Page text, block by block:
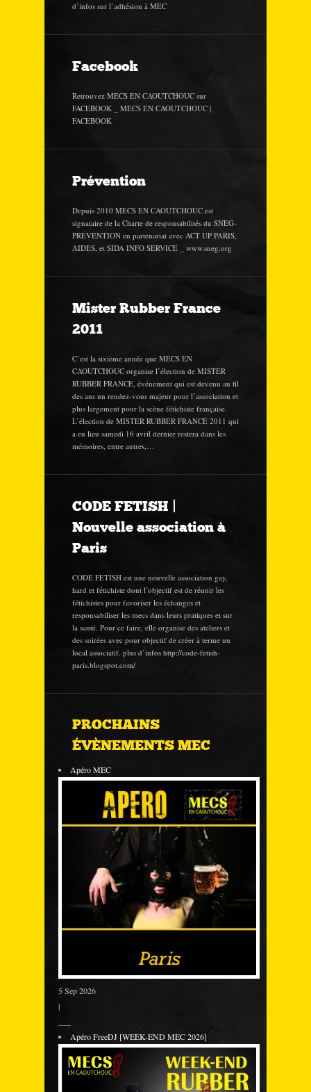
d’infos sur l’adhésion à MEC
Facebook
Retrouvez MECS EN CAOUTCHOUC sur
FACEBOOK _ MECS EN CAOUTCHOUC |
FACEBOOK
Prévention
Depuis 2010 MECS EN CAOUTCHOUC est
signataire de la Charte de responsabilités du SNEG-
PRÉVENTION en partenariat avec ACT UP PARIS,
AIDES, et SIDA INFO SERVICE _ www.sneg.org
Mister Rubber France
2011
C’est la sixième année que MECS EN
CAOUTCHOUC organise l’élection de MISTER
RUBBER FRANCE, événement qui est devenu au fil
des ans un rendez-vous majeur pour l’association et
plus largement pour la scène fétichiste française.
L’élection de MISTER RUBBER FRANCE 2011 qui
a eu lieu samedi 16 avril dernier restera dans les
mémoires, entre autres,…
CODE FETISH |
Nouvelle association à
Paris
CODE FETISH est une nouvelle association gay,
hard et fétichiste dont l’objectif est de réunir les
fétichistes pour favoriser les échanges et
responsabiliser les mecs dans leurs pratiques et sur
la santé. Pour ce faire, elle organise des ateliers et
des soirées avec pour objectif de créer à terme un
local associatif. plus d’infos http://code-fetish-
paris.blogspot.com/
PROCHAINS
ÉVÈNEMENTS MEC
Apéro MEC
5 Sep 2026
|
Apéro FreeDJ [WEEK-END MEC 2026]